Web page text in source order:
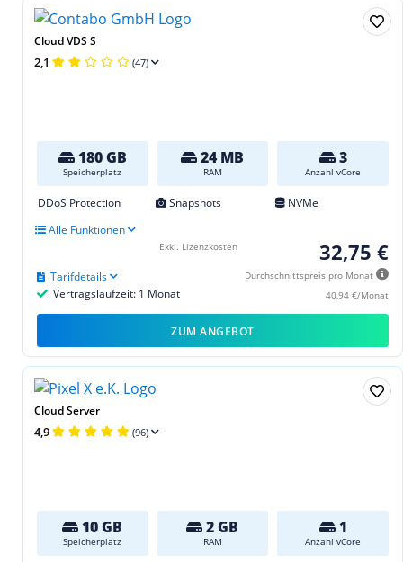
Cloud VDS S
2,1 (47)
180 GB
Speicherplatz
24 MB
RAM
3
Anzahl vCore
DDoS Protection Snapshots
NVMe
Alle Funktionen
32,75 €
Durchschnittspreis pro Monat
40,94 €/Monat
Vertragslaufzeit: 1 Monat
Tarifdetails
Exkl. Lizenzkosten
ZUM ANGEBOT
Cloud Server
4,9 (96)
10 GB
Speicherplatz
2 GB
RAM
1
Anzahl vCore